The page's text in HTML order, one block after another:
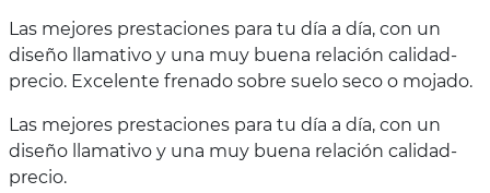
Las mejores prestaciones para tu día a día, con un
diseño llamativo y una muy buena relación calidad-
precio. Excelente frenado sobre suelo seco o mojado.
Las mejores prestaciones para tu día a día, con un
diseño llamativo y una muy buena relación calidad-
precio.